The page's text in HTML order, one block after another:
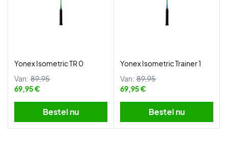
Yonex Isometric TR 0
Van: 89,95
69,95 €
Bestel nu
Yonex Isometric Trainer 1
Van: 89,95
69,95 €
Bestel nu